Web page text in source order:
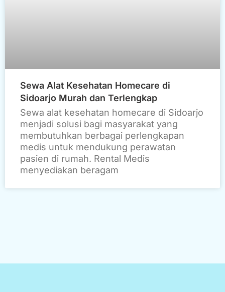
Sewa Alat Kesehatan Homecare di
Sidoarjo Murah dan Terlengkap
Sewa alat kesehatan homecare di Sidoarjo
menjadi solusi bagi masyarakat yang
membutuhkan berbagai perlengkapan
medis untuk mendukung perawatan
pasien di rumah. Rental Medis
menyediakan beragam